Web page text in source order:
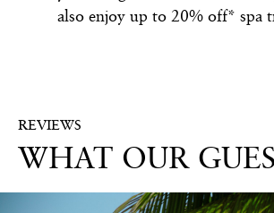
also enjoy up to 20% off* spa
REVIEWS
WHAT OUR